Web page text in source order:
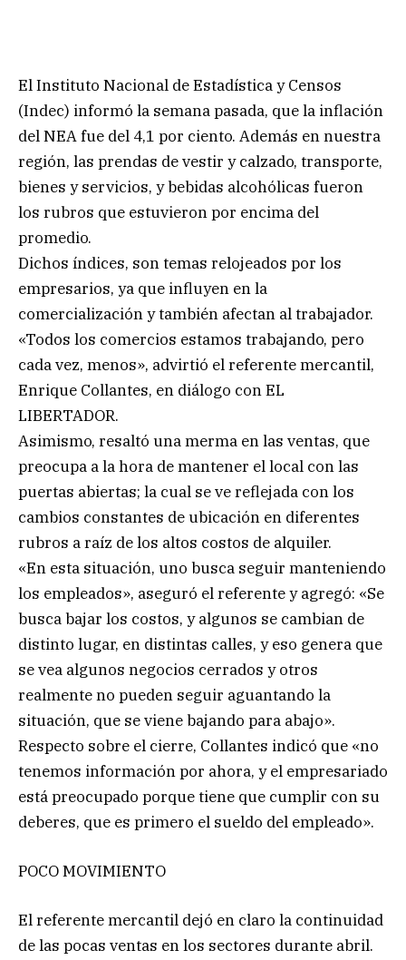
El Instituto Nacional de Estadística y Censos
(Indec) informó la semana pasada, que la inflación
del NEA fue del 4,1 por ciento. Además en nuestra
región, las prendas de vestir y calzado, transporte,
bienes y servicios, y bebidas alcohólicas fueron
los rubros que estuvieron por encima del
promedio.
Dichos índices, son temas relojeados por los
empresarios, ya que influyen en la
comercialización y también afectan al trabajador.
«Todos los comercios estamos trabajando, pero
cada vez, menos», advirtió el referente mercantil,
Enrique Collantes, en diálogo con EL
LIBERTADOR.
Asimismo, resaltó una merma en las ventas, que
preocupa a la hora de mantener el local con las
puertas abiertas; la cual se ve reflejada con los
cambios constantes de ubicación en diferentes
rubros a raíz de los altos costos de alquiler.
«En esta situación, uno busca seguir manteniendo
los empleados», aseguró el referente y agregó: «Se
busca bajar los costos, y algunos se cambian de
distinto lugar, en distintas calles, y eso genera que
se vea algunos negocios cerrados y otros
realmente no pueden seguir aguantando la
situación, que se viene bajando para abajo».
Respecto sobre el cierre, Collantes indicó que «no
tenemos información por ahora, y el empresariado
está preocupado porque tiene que cumplir con su
deberes, que es primero el sueldo del empleado».
POCO MOVIMIENTO
El referente mercantil dejó en claro la continuidad
de las pocas ventas en los sectores durante abril.